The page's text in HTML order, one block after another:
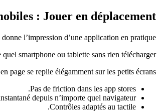
: Jouer en déplacement
l’impression d’une application en pratique.
smartphone ou tablette sans rien télécharger.
page se replie élégamment sur les petits écrans.
Pas de friction dans les app stores.
depuis n’importe quel navigateur.
Contrôles adaptés au tactile.